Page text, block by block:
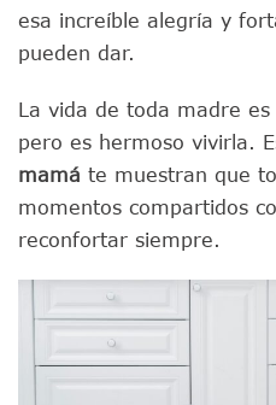
esa increíble alegría y
pueden dar.
La vida de toda madre
pero es hermoso vivirla.
mamá te muestran que
momentos compartidos
reconfortar siempre.